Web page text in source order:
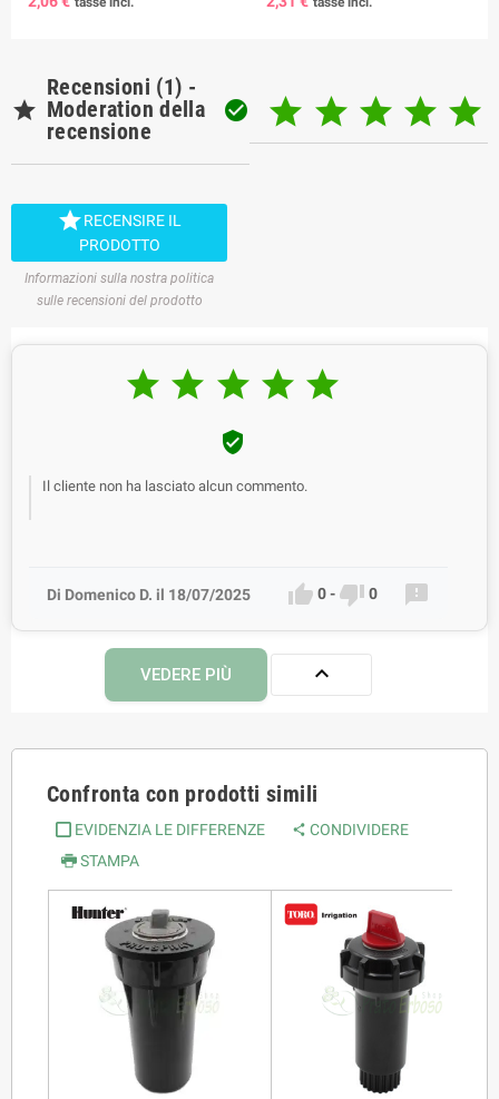

Recensioni (1) -
Moderation della
recensione
     
RECENSIRE IL
PRODOTTO
Informazioni sulla nostra politica
sulle recensioni del prodotto
    

Il cliente non ha lasciato alcun commento.
Di Domenico D. il 18/07/2025  0-  0 
VEDERE PIÙ 
Confronta con prodotti simili
EVIDENZIA LE DIFFERENZE
CONDIVIDERE
STAMPA